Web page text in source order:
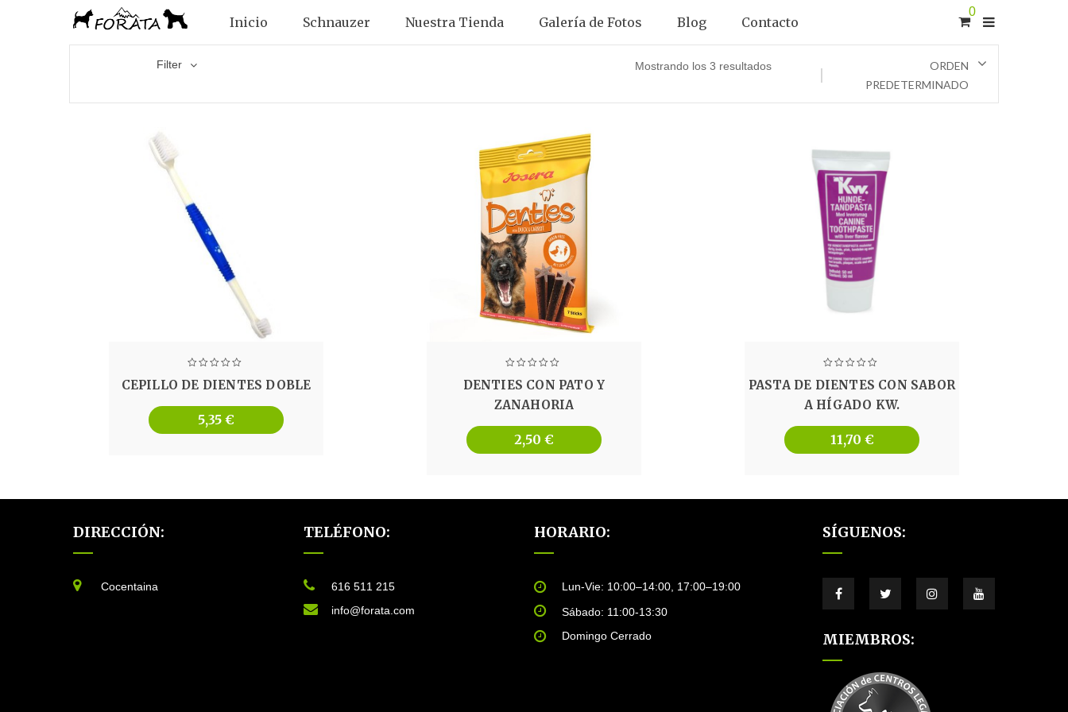
Inicio Schnauzer Nuestra Tienda Galería de Fotos Blog Contacto
0
Filter Mostrando los 3 resultados
ORDEN
PREDETERMINADO
CEPILLO DE DIENTES DOBLE
5,35 €
DENTIES CON PATO Y
ZANAHORIA
2,50 €
PASTA DE DIENTES CON SABOR
A HÍGADO KW.
11,70 €
DIRECCIÓN:
Cocentaina
TELÉFONO:
616 511 215
info@forata.com
HORARIO:
Lun-Vie: 10:00–14:00, 17:00–19:00
Sábado: 11:00-13:30
Domingo Cerrado
SÍGUENOS:
MIEMBROS: